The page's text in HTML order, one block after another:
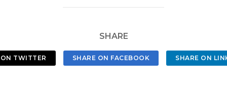
SHARE
ON TWITTER SHARE ON FACEBOOK SHARE ON